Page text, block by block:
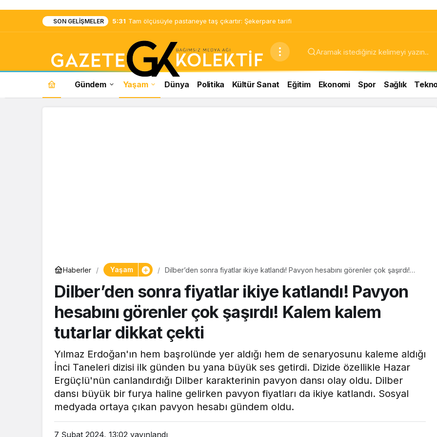
SON GELIŞMELER 5:31 Tam ölçüsüyle pastaneye taş çıkartır: Şekerpare tarifi
Gündem Yaşam Dünya Politika Kültür Sanat Eğitim Ekonomi Spor Sağlık
Haberler Yaşam
Dilber’den sonra fiyatlar ikiye katlandı! Pavyon hesabını görenler çok şaşırdı!
Dilber’den sonra fiyatlar ikiye katlandı! Pavyon
hesabını görenler çok şaşırdı! Kalem kalem
tutarlar dikkat çekti
Yılmaz Erdoğan'ın hem başrolünde yer aldığı hem de senaryosunu kaleme aldığı
İnci Taneleri dizisi ilk günden bu yana büyük ses getirdi. Dizide özellikle Hazar
Ergüçlü'nün canlandırdığı Dilber karakterinin pavyon dansı olay oldu. Dilber
dansı büyük bir furya haline gelirken pavyon fiyatları da ikiye katlandı. Sosyal
medyada ortaya çıkan pavyon hesabı gündem oldu.
7 Şubat 2024, 13:02 yayınlandı
Tam ölçüsüyle
pastaneye taş çıkartır:
Şekerpare tarifi
Çayın yanına çok
yakışacak bir mucize:
Brownie tadında ıslak
kurabiye tarifi…